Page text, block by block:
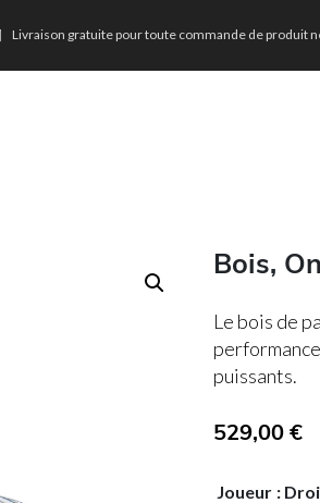
Livraison gratuite pour toute commande de produit
Bois,
Le bois de
puissants.
529,00€
Joueur :